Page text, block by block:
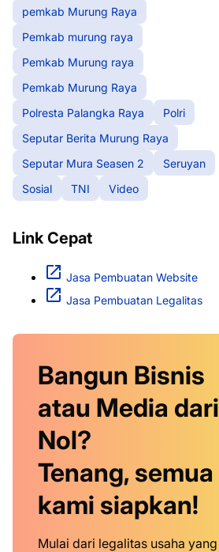
pemkab Murung Raya
Pemkab murung raya
Pemkab Murung raya
Pemkab Murung Raya
Polresta Palangka Raya
Polri
Seputar Berita Murung Raya
Seputar Mura Seasen 2
Seruyan
Sosial
TNI Video
Link Cepat
Jasa Pembuatan Website
Jasa Pembuatan Legalitas
Bangun Bisnis
atau Media dari
Nol?
Tenang, semua
kami siapkan!
Mulai dari legalitas usaha yang